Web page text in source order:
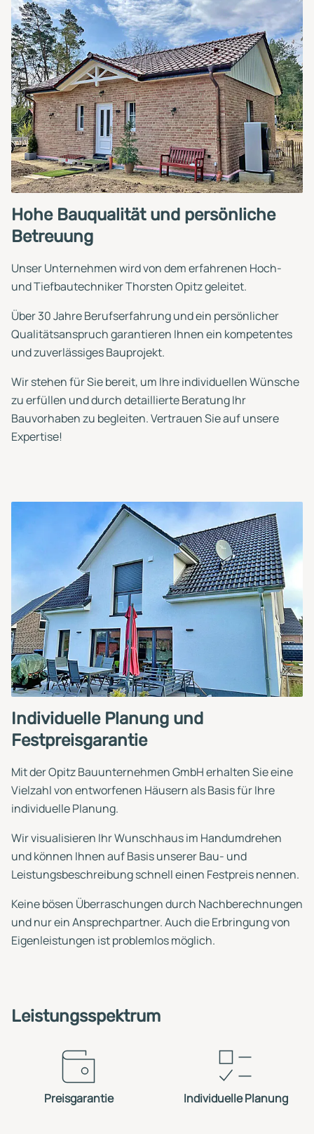
Hohe Bauqualität und persönliche
Betreuung
Unser Unternehmen wird von dem erfahrenen Hoch-
und Tiefbautechniker Thorsten Opitz geleitet.
Über 30 Jahre Berufserfahrung und ein persönlicher
Qualitätsanspruch garantieren Ihnen ein kompetentes
und zuverlässiges Bauprojekt.
Wir stehen für Sie bereit, um Ihre individuellen Wünsche
zu erfüllen und durch detaillierte Beratung Ihr
Bauvorhaben zu begleiten. Vertrauen Sie auf unsere
Expertise!
Individuelle Planung und
Festpreisgarantie
Mit der Opitz Bauunternehmen GmbH erhalten Sie eine
Vielzahl von entworfenen Häusern als Basis für Ihre
individuelle Planung.
Wir visualisieren Ihr Wunschhaus im Handumdrehen
und können Ihnen auf Basis unserer Bau- und
Leistungsbeschreibung schnell einen Festpreis nennen.
Keine bösen Überraschungen durch Nachberechnungen
und nur ein Ansprechpartner. Auch die Erbringung von
Eigenleistungen ist problemlos möglich.
Leistungsspektrum
Preisgarantie Individuelle Planung